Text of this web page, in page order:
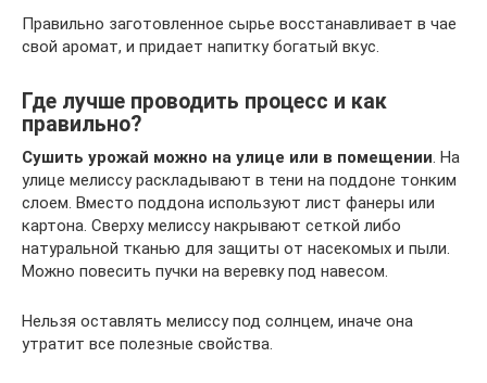
Правильно заготовленное сырье восстанавливает в чае
свой аромат, и придает напитку богатый вкус.
Где лучше проводить процесс и как
правильно?
Сушить урожай можно на улице или в помещении. На
улице мелиссу раскладывают в тени на поддоне тонким
слоем. Вместо поддона используют лист фанеры или
картона. Сверху мелиссу накрывают сеткой либо
натуральной тканью для защиты от насекомых и пыли.
Можно повесить пучки на веревку под навесом.
Нельзя оставлять мелиссу под солнцем, иначе она
утратит все полезные свойства.